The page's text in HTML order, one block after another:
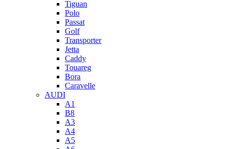
Tiguan
Polo
Passat
Golf
Transporter
Jetta
Caddy
Touareg
Bora
Caravelle
AUDI
A1
B8
A3
A4
A5